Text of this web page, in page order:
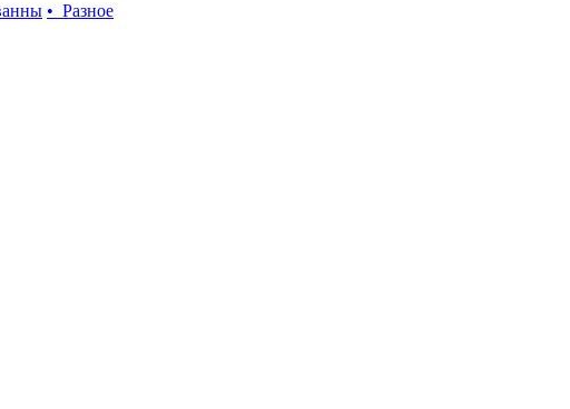
• Разное